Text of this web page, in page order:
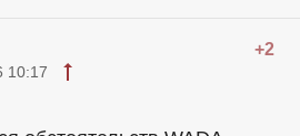
+2
10:17